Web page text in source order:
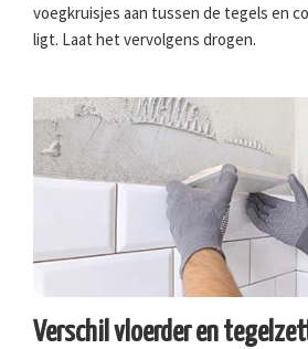
voegkruisjes aan tussen de tegels en
ligt. Laat het vervolgens drogen.
Verschil vloerder en